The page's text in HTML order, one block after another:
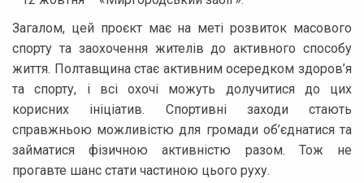
Загалом, цей проєкт має на меті розвиток масового
спорту та заохочення жителів до активного способу
життя. Полтавщина стає активним осередком здоров’я
та спорту, і всі охочі можуть долучитися до цих
корисних ініціатив. Спортивні заходи стають
справжньою можливістю для громади об’єднатися та
займатися фізичною активністю разом. Тож не
прогавте шанс стати частиною цього руху.